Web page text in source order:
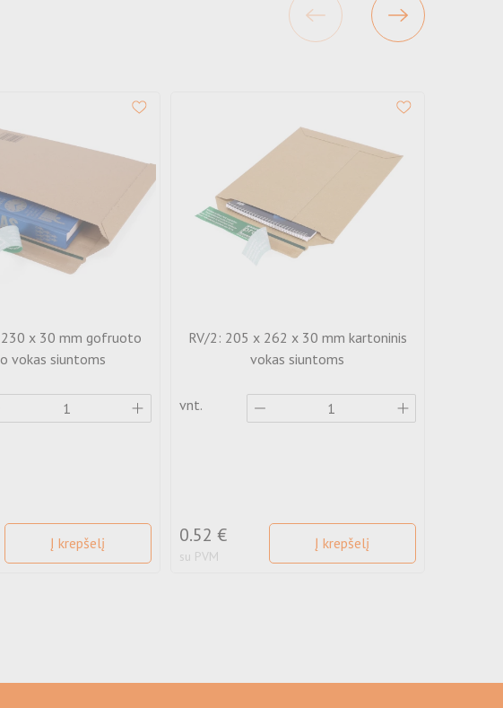
x 30 mm gofruoto
vokas siuntoms
Į krepšelį
RV/2: 205 x 262 x 30 mm kartoninis
vokas siuntoms
vnt.
0.52 €
su PVM
Į krepšelį